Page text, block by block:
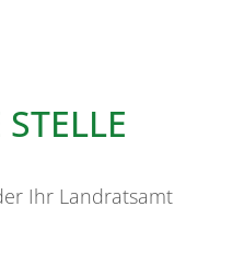
Ihr Landratsamt